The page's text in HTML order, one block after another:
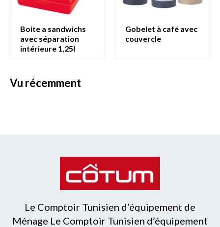
boite a sandwichs
avec séparation
intérieure 1,25l
gobelet à café avec
couvercle
vu récemment
Le Comptoir Tunisien d’équipement de
Ménage Le Comptoir Tunisien d’équipement